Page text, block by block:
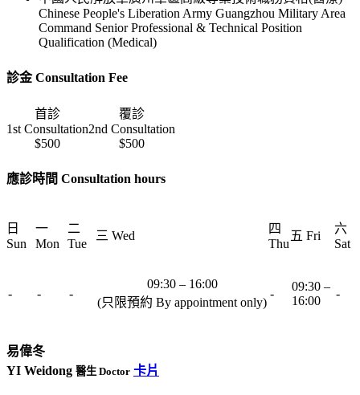
Chinese People's Liberation Army Guangzhou Military Area
Command Senior Professional & Technical Position
Qualification (Medical)
診金 Consultation Fee
首診
1st Consultation
覆診
2nd Consultation
$500
$500
應診時間 Consultation hours
日
Sun
一
Mon
二
Tue
三 Wed
四
Thu
五 Fri
六
Sat
- - -
09:30 – 16:00
(只限預約 By appointment only)
-
09:30 –
16:00
-
易偉冬
YI Weidong 醫生 Doctor 卡片